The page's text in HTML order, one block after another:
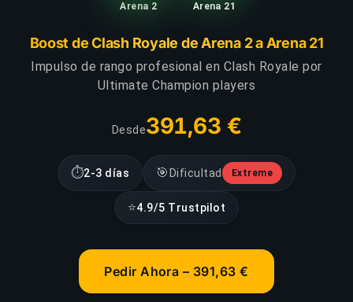
Arena 2 Arena 21
Boost de Clash Royale de Arena 2 a Arena 21
Impulso de rango profesional en Clash Royale por
Ultimate Champion players
Desde391,63 €
⏱2-3 días 🎯 Dificultad Extreme
⭐4.9/5 Trustpilot
Pedir Ahora – 391,63 €